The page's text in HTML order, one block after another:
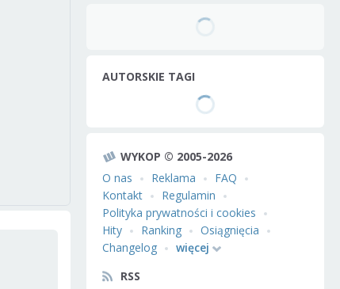
AUTORSKIE TAGI
WYKOP © 2005-2026
O nas
Reklama
FAQ
Kontakt
Regulamin
Polityka prywatności i cookies
Hity
Ranking
Osiągnięcia
Changelog
więcej
RSS